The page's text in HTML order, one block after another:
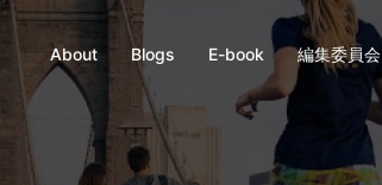
About Blogs E-book 編集委員会